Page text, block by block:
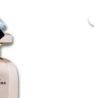
is:
694,95 kr..